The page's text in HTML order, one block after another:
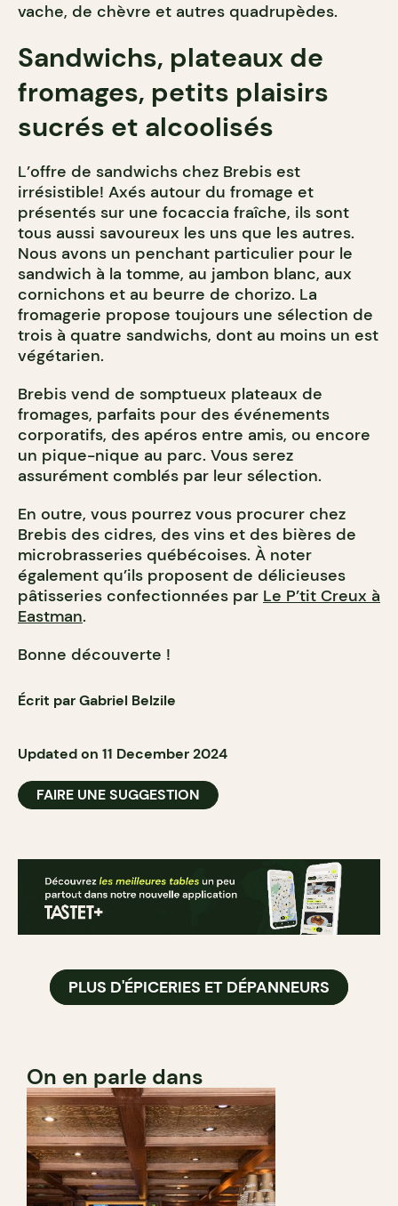
vache, de chèvre et autres quadrupèdes.
Sandwichs, plateaux de
fromages, petits plaisirs
sucrés et alcoolisés
L’offre de sandwichs chez Brebis est
irrésistible! Axés autour du fromage et
présentés sur une focaccia fraîche, ils sont
tous aussi savoureux les uns que les autres.
Nous avons un penchant particulier pour le
sandwich à la tomme, au jambon blanc, aux
cornichons et au beurre de chorizo. La
fromagerie propose toujours une sélection de
trois à quatre sandwichs, dont au moins un est
végétarien.
Brebis vend de somptueux plateaux de
fromages, parfaits pour des événements
corporatifs, des apéros entre amis, ou encore
un pique-nique au parc. Vous serez
assurément comblés par leur sélection.
En outre, vous pourrez vous procurer chez
Brebis des cidres, des vins et des bières de
microbrasseries québécoises. À noter
également qu’ils proposent de délicieuses
pâtisseries confectionnées par Le P’tit Creux à
Eastman.
Bonne découverte !
Écrit par Gabriel Belzile
Updated on 11 December 2024
FAIRE UNE SUGGESTION
PLUS D'ÉPICERIES ET DÉPANNEURS
On en parle dans